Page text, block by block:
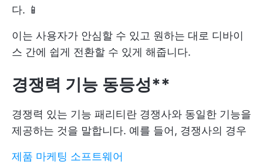
다. 📱
이는 사용자가 안심할 수 있고 원하는 대로 디바이
스 간에 쉽게 전환할 수 있게 해줍니다.
경쟁력 기능 동등성**
경쟁력 있는 기능 패리티란 경쟁사와 동일한 기능을
제공하는 것을 말합니다. 예를 들어, 경쟁사의 경우
제품 마케팅 소프트웨어